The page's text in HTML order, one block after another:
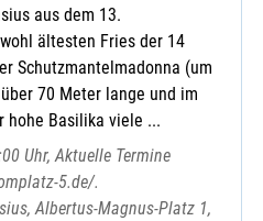
aus dem 13.
ältesten Fries der 14
Schutzmantelmadonna (um
70 Meter lange und im
Basilika viele ...
Uhr, Aktuelle Termine
5.de/.
Albertus-Magnus-Platz 1,